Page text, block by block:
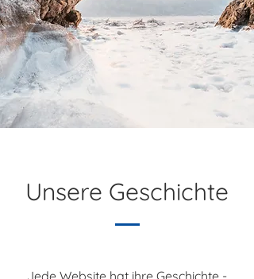
Unsere Geschichte
Jede Website hat ihre Geschichte -